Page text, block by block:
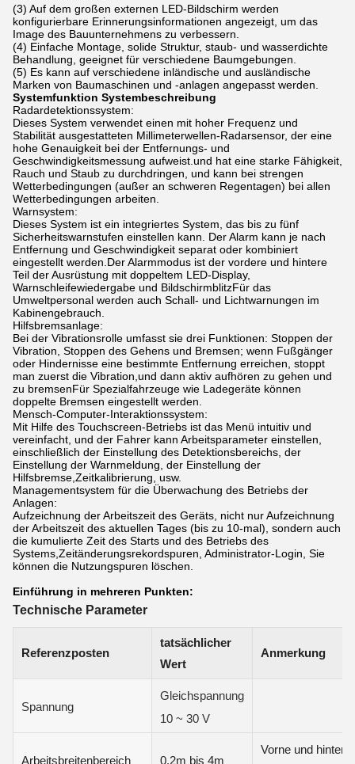
(3) Auf dem großen externen LED-Bildschirm werden
konfigurierbare Erinnerungsinformationen angezeigt, um das
Image des Bauunternehmens zu verbessern.
(4) Einfache Montage, solide Struktur, staub- und wasserdichte
Behandlung, geeignet für verschiedene Baumgebungen.
(5) Es kann auf verschiedene inländische und ausländische
Marken von Baumaschinen und -anlagen angepasst werden.
Systemfunktion Systembeschreibung
Radardetektionssystem:
Dieses System verwendet einen mit hoher Frequenz und
Stabilität ausgestatteten Millimeterwellen-Radarsensor, der eine
hohe Genauigkeit bei der Entfernungs- und
Geschwindigkeitsmessung aufweist.und hat eine starke Fähigkeit,
Rauch und Staub zu durchdringen, und kann bei strengen
Wetterbedingungen (außer an schweren Regentagen) bei allen
Wetterbedingungen arbeiten.
Warnsystem:
Dieses System ist ein integriertes System, das bis zu fünf
Sicherheitswarnstufen einstellen kann. Der Alarm kann je nach
Entfernung und Geschwindigkeit separat oder kombiniert
eingestellt werden.Der Alarmmodus ist der vordere und hintere
Teil der Ausrüstung mit doppeltem LED-Display,
Warnschleifewiedergabe und BildschirmblitzFür das
Umweltpersonal werden auch Schall- und Lichtwarnungen im
Kabinengebrauch.
Hilfsbremsanlage:
Bei der Vibrationsrolle umfasst sie drei Funktionen: Stoppen der
Vibration, Stoppen des Gehens und Bremsen; wenn Fußgänger
oder Hindernisse eine bestimmte Entfernung erreichen, stoppt
man zuerst die Vibration,und dann aktiv aufhören zu gehen und
zu bremsenFür Spezialfahrzeuge wie Ladegeräte können
doppelte Bremsen eingestellt werden.
Mensch-Computer-Interaktionssystem:
Mit Hilfe des Touchscreen-Betriebs ist das Menü intuitiv und
vereinfacht, und der Fahrer kann Arbeitsparameter einstellen,
einschließlich der Einstellung des Detektionsbereichs, der
Einstellung der Warnmeldung, der Einstellung der
Hilfsbremse,Zeitkalibrierung, usw.
Managementsystem für die Überwachung des Betriebs der
Anlagen:
Aufzeichnung der Arbeitszeit des Geräts, nicht nur Aufzeichnung
der Arbeitszeit des aktuellen Tages (bis zu 10-mal), sondern auch
die kumulierte Zeit des Starts und des Betriebs des
Systems,Zeitänderungsrekordspuren, Administrator-Login, Sie
können die Nutzungspuren löschen.
Einführung in mehreren Punkten:
Technische Parameter
Referenzposten
tatsächlicher
Wert
Anmerkung
Spannung
Gleichspannung
10 ~ 30 V
Arbeitsbreitenbereich 0.2m bis 4m
Vorne und hinten